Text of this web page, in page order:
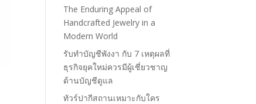
The Enduring Appeal of
Handcrafted Jewelry in a
Modern World
รับทำบัญชีพังงา กับ 7 เหตุผลที่
ธุรกิจยุคใหม่ควรมีผู้เชี่ยวชาญ
ด้านบัญชีดูแล
ทัวร์ปากีสถานเหมาะกับใคร